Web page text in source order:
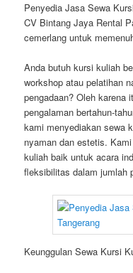
Penyedia Jasa Sewa
CV Bintang Jaya Rental
cemerlang untuk
Anda butuh kursi kuliah
workshop atau pelatihan
pengadaan? Oleh karena
pengalaman bertahun-
kami menyediakan sewa
nyaman dan estetis.
kuliah baik untuk acara
fleksibilitas dalam jumlah
Keunggulan Sewa Kursi